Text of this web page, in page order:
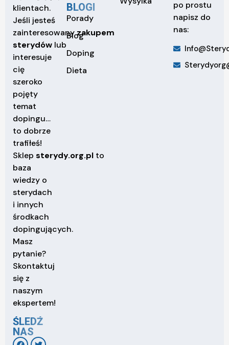
klientach.
Jeśli jesteś
zainteresowanyzakupem
sterydów lub
interesuje
cię
szeroko
pojęty
temat
dopingu…
to dobrze
trafiłeś!
Sklep sterydy.org.pl to
baza
wiedzy o
sterydach
i innych
środkach
dopingujących.
Masz
pytanie?
Skontaktuj
się z
naszym
ekspertem!
ŚLEDŹ
NAS
BLOGI
Porady
Blog
Doping
Dieta
po prostu
napisz do
nas: